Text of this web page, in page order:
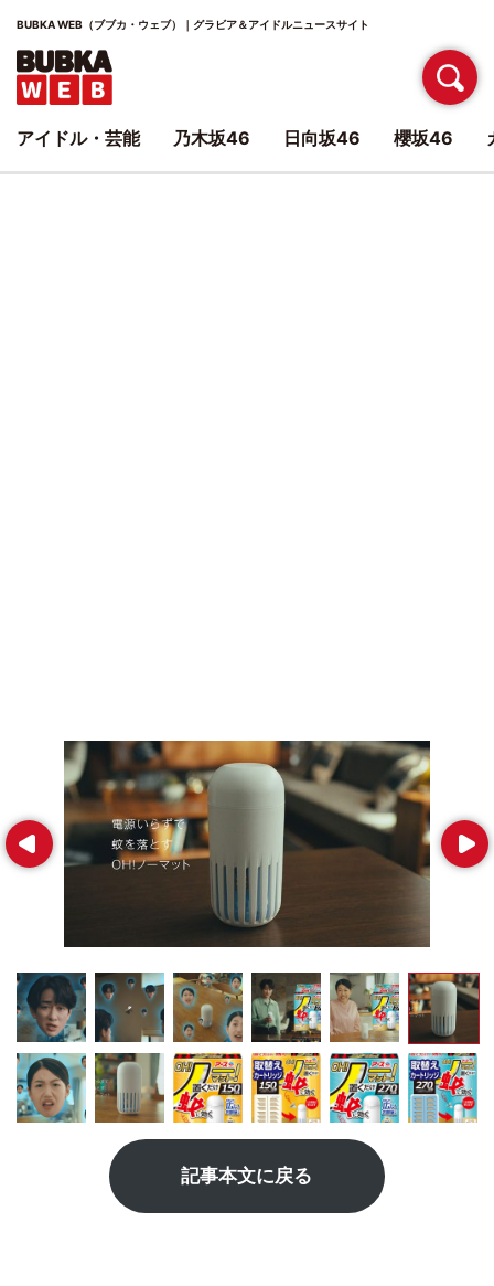
BUBKA WEB（ブブカ・ウェブ）｜グラビア＆アイドルニュースサイト
Prev Next
記事本文に戻る
アイドル・芸能 乃木坂46 日向坂46 櫻坂46